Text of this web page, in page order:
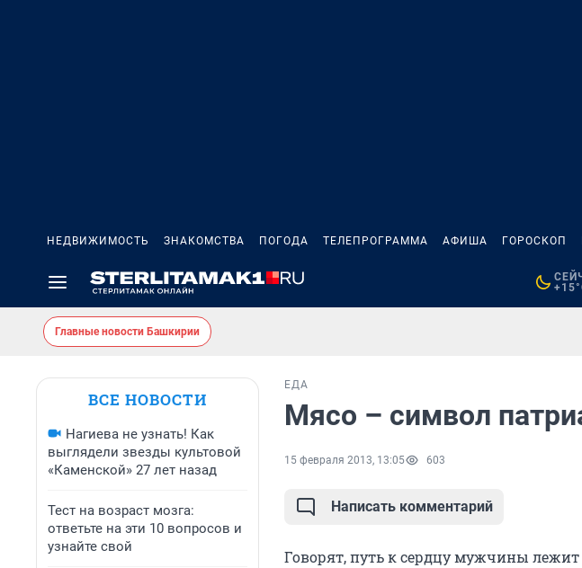
НЕДВИЖИМОСТЬ ЗНАКОМСТВА ПОГОДА ТЕЛЕПРОГРАММА АФИША ГОРОСКОП
Главные новости Башкирии
ВСЕ НОВОСТИ
Нагиева не узнать! Как
выглядели звезды культовой
«Каменской» 27 лет назад
Тест на возраст мозга:
ответьте на эти 10 вопросов и
узнайте свой
ЕДА
Мясо – символ
15 февраля 2013, 13:05 603
Написать комментарий
Говорят, путь к сердцу мужчины